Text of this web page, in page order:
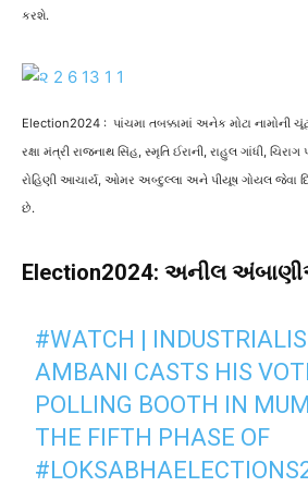
કરશે.
Election2024 : પાંચમા તબક્કામાં અનેક મોટા નામોની
રક્ષા મંત્રી રાજનાથ સિંહ, સ્મૃતિ ઈરાની, રાહુલ ગાંધી,
રોહિણી આચાર્ય, ઓમર અબ્દુલ્લા અને પીયૂષ ગોયલ જેવા
છે.
Election2024: અનીલ
#WATCH |
AMBANI CASTS HIS
POLLING BOOTH IN
THE FIFTH PHASE OF